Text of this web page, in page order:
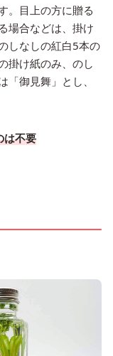
。目上の方に贈る
場合などは、掛け
しなしの紅白5本の
掛け紙のみ、のし
御見舞」とし、
は不要